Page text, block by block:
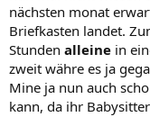
nächsten monat
Briefkasten landet.
Stunden alleine in
zweit währe es ja
Mine ja nun auch
kann, da ihr